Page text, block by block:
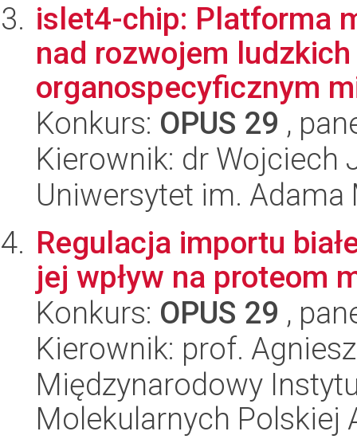
islet4-chip: Platforma
nad rozwojem
organospecyficznym
Konkurs: OPUS 29 ,
Kierownik: dr Wojciech
Uniwersytet im.
Regulacja importu
jej wpływ na proteom
Konkurs: OPUS 29 ,
Kierownik: prof.
Międzynarodowy
Molekularnych Polskiej